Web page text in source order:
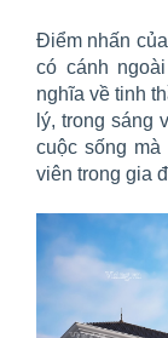
Điểm nhấn
có cánh
nghĩa về tinh
lý, trong sáng
cuộc sống
viên trong gia